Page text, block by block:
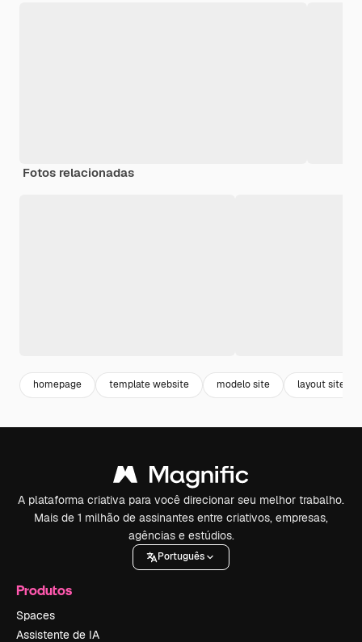
Fotos relacionadas
homepage template website modelo site layout site
A plataforma criativa para você direcionar seu melhor trabalho.
Mais de 1 milhão de assinantes entre criativos, empresas,
agências e estúdios.
Português
Produtos
Spaces
Assistente de IA